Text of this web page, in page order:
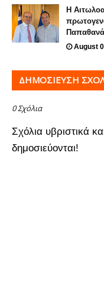
H
August
ΔΗΜΟΣΊΕΥΣΗ
0 Σχόλια
Σχόλια υβριστικά
δημοσιεύονται!